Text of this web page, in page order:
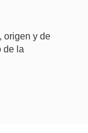
origen y de
de la